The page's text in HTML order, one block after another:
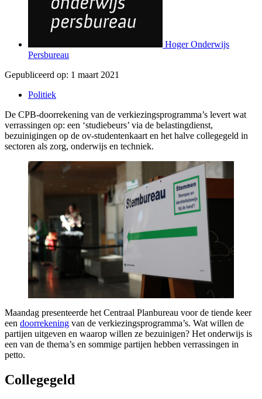
Hoger Onderwijs
Persbureau
Gepubliceerd op: 1 maart 2021
Politiek
De CPB-doorrekening van de verkiezingsprogramma’s levert wat
verrassingen op: een ‘studiebeurs’ via de belastingdienst,
bezuinigingen op de ov-studentenkaart en het halve collegegeld in
sectoren als zorg, onderwijs en techniek.
Maandag presenteerde het Centraal Planbureau voor de tiende keer
een doorrekening van de verkiezingsprogramma’s. Wat willen de
partijen uitgeven en waarop willen ze bezuinigen? Het onderwijs is
een van de thema’s en sommige partijen hebben verrassingen in
petto.
Collegegeld